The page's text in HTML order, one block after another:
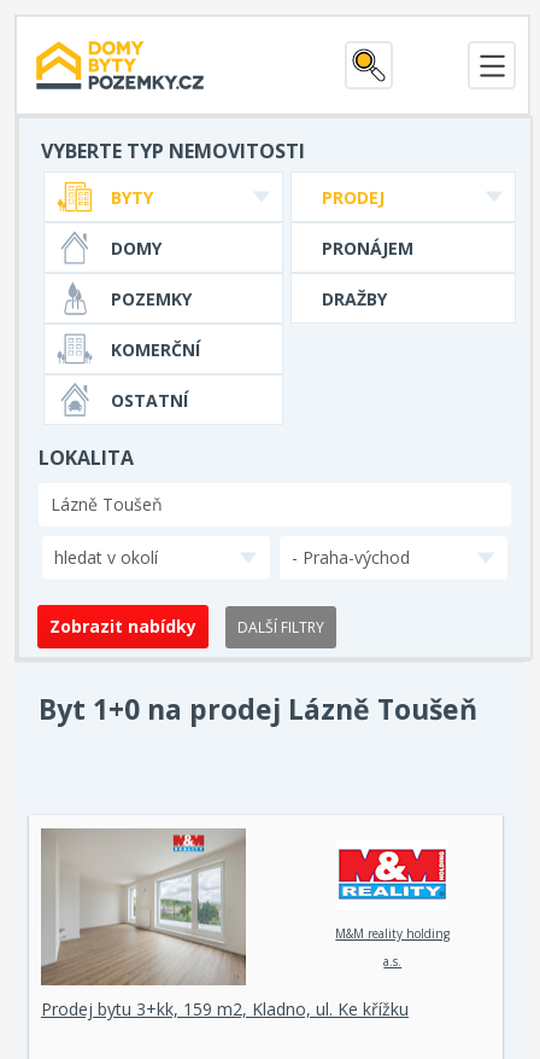
VYBERTE TYP NEMOVITOSTI
PRODEJ
PRONÁJEM
DRAŽBY
BYTY
DOMY
POZEMKY
KOMERČNÍ
OSTATNÍ
LOKALITA
hledat v okolí - Praha-východ
DALŠÍ FILTRY
Byt 1+0 na prodej Lázně Toušeň
M&M reality holding
a.s.
Prodej bytu 3+kk, 159 m2, Kladno, ul. Ke křížku